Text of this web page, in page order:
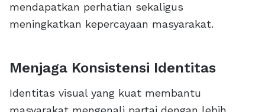
mendapatkan perhatian sekaligus
meningkatkan kepercayaan masyarakat.
Menjaga Konsistensi Identitas
Identitas visual yang kuat membantu